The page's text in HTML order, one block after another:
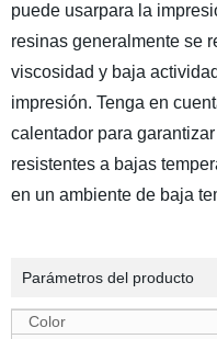
puede usarpara la
resinas generalmente se
viscosidad y baja
impresión. Tenga en
calentador para
resistentes a bajas
en un ambiente de baja
Parámetros del producto
Color